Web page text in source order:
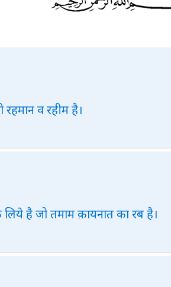
व रहीम है।
है जो तमाम क़ायनात का रब है।